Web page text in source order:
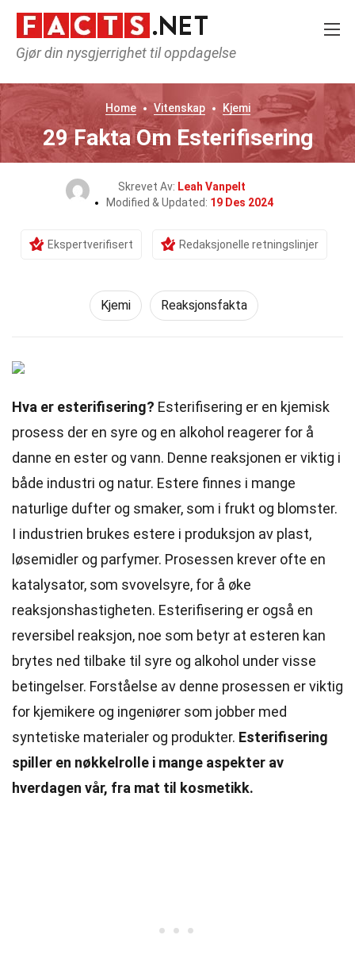
Gjør din nysgjerrighet til oppdagelse
Home Vitenskap Kjemi
29 Fakta Om Esterifisering
Skrevet Av: Leah Vanpelt
Modified & Updated: 19 Des 2024
Ekspertverifisert Redaksjonelle retningslinjer
Kjemi Reaksjonsfakta
Hva er esterifisering? Esterifisering er en kjemisk
prosess der en syre og en alkohol reagerer for å
danne en ester og vann. Denne reaksjonen er viktig i
både industri og natur. Estere finnes i mange
naturlige dufter og smaker, som i frukt og blomster.
I industrien brukes estere i produksjon av plast,
løsemidler og parfymer. Prosessen krever ofte en
katalysator, som svovelsyre, for å øke
reaksjonshastigheten. Esterifisering er også en
reversibel reaksjon, noe som betyr at esteren kan
brytes ned tilbake til syre og alkohol under visse
betingelser. Forståelse av denne prosessen er viktig
for kjemikere og ingeniører som jobber med
syntetiske materialer og produkter. Esterifisering
spiller en nøkkelrolle i mange aspekter av
hverdagen vår, fra mat til kosmetikk.